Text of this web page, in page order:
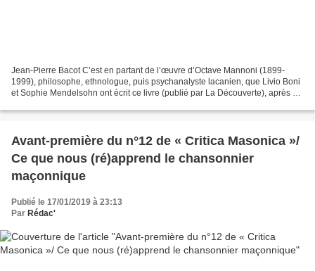
Jean-Pierre Bacot C’est en partant de l’œuvre d’Octave Mannoni (1899-
1999), philosophe, ethnologue, puis psychanalyste lacanien, que Livio Boni
et Sophie Mendelsohn ont écrit ce livre (publié par La Découverte), après un
Avant-première du n°12 de « Critica Masonica »/
Ce que nous (ré)apprend le chansonnier
maçonnique
Publié le 17/01/2019 à 23:13
Par Rédac'